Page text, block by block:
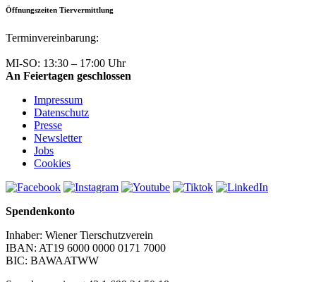
Öffnungszeiten Tiervermittlung
Terminvereinbarung:
MI-SO: 13:30 – 17:00 Uhr
An Feiertagen geschlossen
Impressum
Datenschutz
Presse
Newsletter
Jobs
Cookies
Spendenkonto
Inhaber: Wiener Tierschutzverein
IBAN: AT19 6000 0000 0171 7000
BIC: BAWAATWW